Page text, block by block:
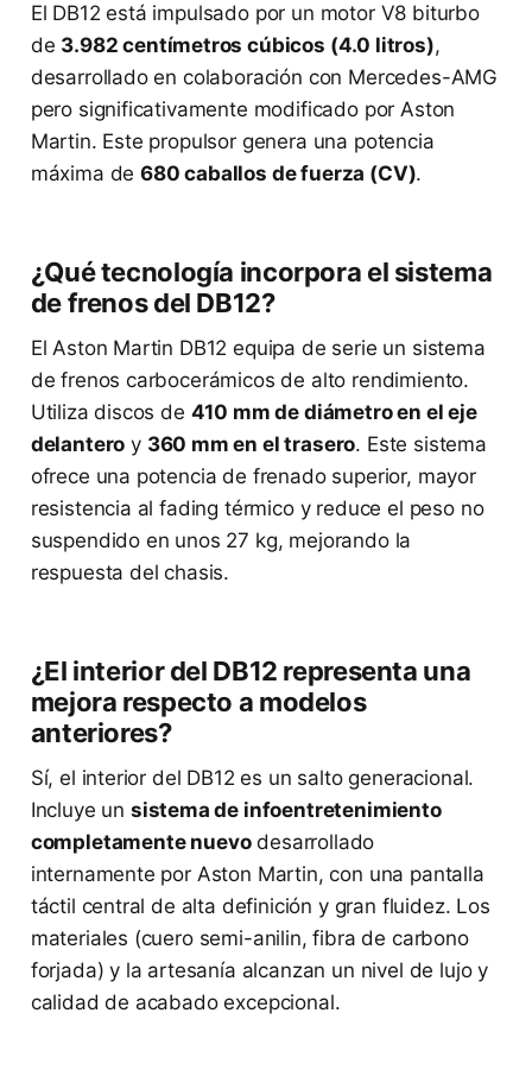
El DB12 está impulsado por un motor V8 biturbo
de 3.982 centímetros cúbicos (4.0 litros),
desarrollado en colaboración con Mercedes-AMG
pero significativamente modificado por Aston
Martin. Este propulsor genera una potencia
máxima de680 caballos de fuerza (CV).
¿Qué tecnología incorpora el sistema
de frenos del DB12?
El Aston Martin DB12 equipa de serie un sistema
de frenos carbocerámicos de alto rendimiento.
Utiliza discos de 410 mm de diámetro en el eje
delantero y 360 mm en el trasero. Este sistema
ofrece una potencia de frenado superior, mayor
resistencia al fading térmico y reduce el peso no
suspendido en unos 27 kg, mejorando la
respuesta del chasis.
¿El interior del DB12 representa una
mejora respecto a modelos
anteriores?
Sí, el interior del DB12 es un salto generacional.
Incluye un sistema de infoentretenimiento
completamente nuevodesarrollado
internamente por Aston Martin, con una pantalla
táctil central de alta definición y gran fluidez. Los
materiales (cuero semi-anilin, fibra de carbono
forjada) y la artesanía alcanzan un nivel de lujo y
calidad de acabado excepcional.